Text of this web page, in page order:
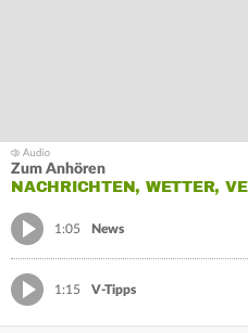
Zum Anhören
NACHRICHTEN, WETTER,
1:05 News
1:15 V-Tipps